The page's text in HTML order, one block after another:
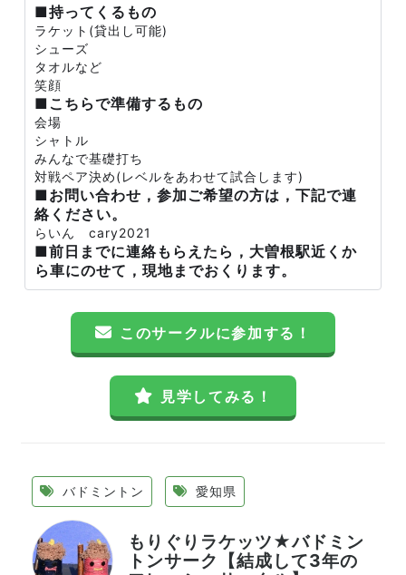
■持ってくるもの
ラケット(貸出し可能)
シューズ
タオルなど
笑顔
■こちらで準備するもの
会場
シャトル
みんなで基礎打ち
対戦ペア決め(レベルをあわせて試合します)
■お問い合わせ，参加ご希望の方は，下記で連
絡ください。
らいん cary2021
■前日までに連絡もらえたら，大曽根駅近くか
ら車にのせて，現地までおくります。
このサークルに参加する！
見学してみる！
バドミントン 愛知県
もりぐりラケッツ★バドミン
トンサーク【結成して3年の